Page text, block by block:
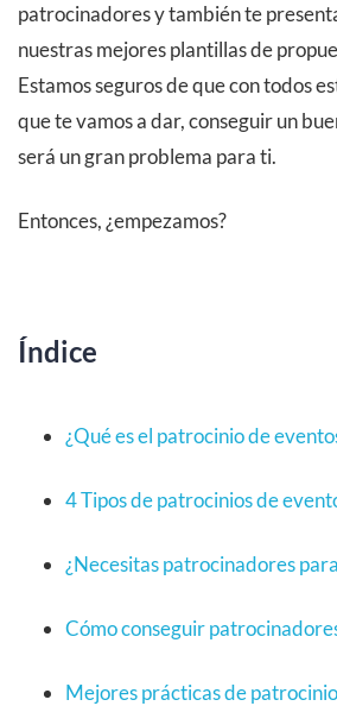
patrocinadores y también te
nuestras mejores plantillas de
Estamos seguros de que con todos
que te vamos a dar, conseguir un
será un gran problema para ti.
Entonces, ¿empezamos?
Índice
¿Qué es el patrocinio de
4 Tipos de patrocinios de
¿Necesitas patrocinadores
Cómo conseguir
Mejores prácticas de